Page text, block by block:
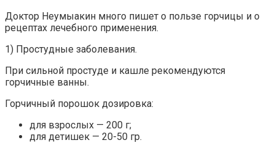
Доктор Неумыакин много пишет о пользе горчицы и о
рецептах лечебного применения.
1) Простудные заболевания.
При сильной простуде и кашле рекомендуются
горчичные ванны.
Горчичный порошок дозировка:
для взрослых — 200 г;
для детишек — 20-50 гр.